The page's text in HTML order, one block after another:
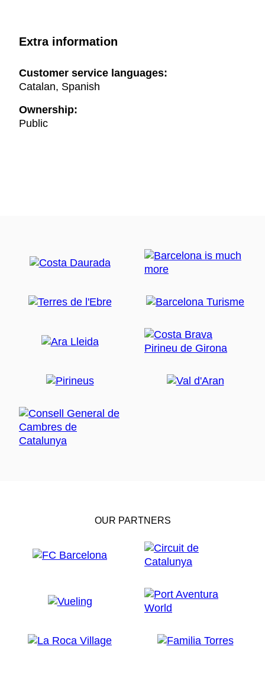
Extra information
Customer service languages:
Catalan, Spanish
Ownership:
Public
OUR PARTNERS